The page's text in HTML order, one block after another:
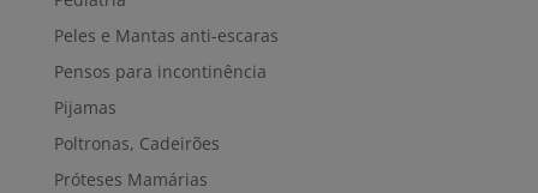
Peles e Mantas anti-escaras
Pensos para incontinência
Pijamas
Poltronas, Cadeirões
Próteses Mamárias